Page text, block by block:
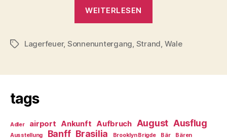
WEITERLESEN
und
Schlagwörter
Lagerfeuer, Sonnenuntergang, Strand, Wale
tags
Adler airport Ankunft Aufbruch August Ausflug
Ausstellung Banff Brasilia Brooklyn Brigde Bär
Bären